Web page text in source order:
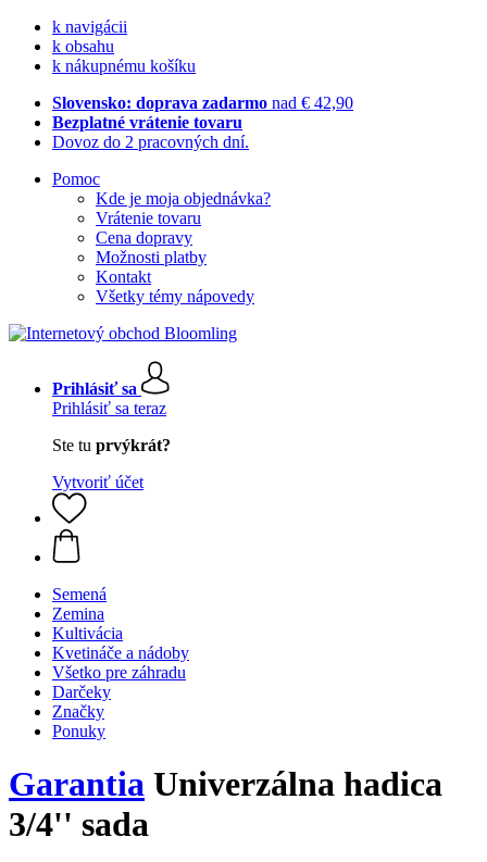
k navigácii
k obsahu
k nákupnému košíku
Slovensko: doprava zadarmo nad € 42,90
Bezplatné vrátenie tovaru
Dovoz do 2 pracovných dní.
Pomoc
Kde je moja objednávka?
Vrátenie tovaru
Cena dopravy
Možnosti platby
Kontakt
Všetky témy nápovedy
Prihlásiť sa
Prihlásiť sa teraz
Ste tu prvýkrát?
Vytvoriť účet
Semená
Zemina
Kultivácia
Kvetináče a nádoby
Všetko pre záhradu
Darčeky
Značky
Ponuky
Garantia Univerzálna hadica
3/4'' sada